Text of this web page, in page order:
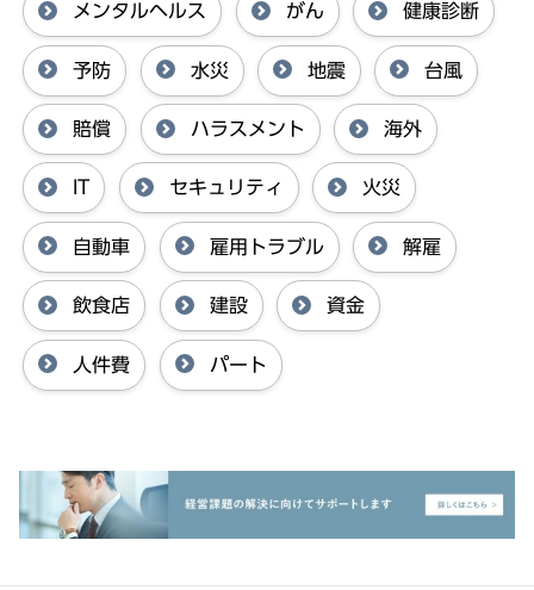
メンタルヘルス がん 健康診断
予防 水災 地震 台風
賠償 ハラスメント 海外
IT セキュリティ 火災
自動車 雇用トラブル 解雇
飲食店 建設 資金
人件費 パート